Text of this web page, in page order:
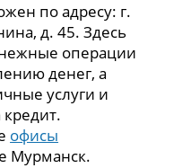
по адресу: г.
д. 45. Здесь
операции
денег, а
услуги и
офисы
Мурманск.